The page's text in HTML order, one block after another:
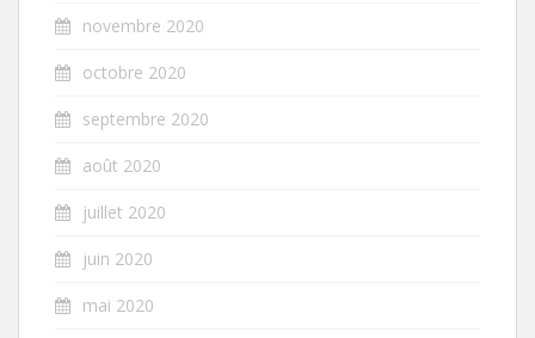
novembre 2020
octobre 2020
septembre 2020
août 2020
juillet 2020
juin 2020
mai 2020